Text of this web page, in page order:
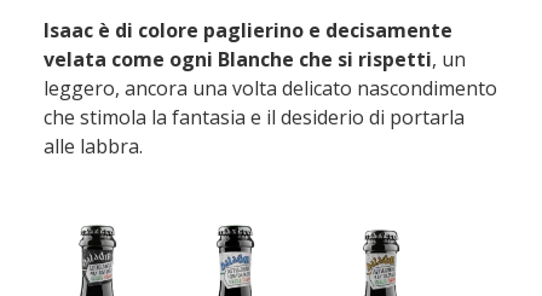
Isaac è di colore paglierino e decisamente
velata come ogni Blanche che si rispetti, un
leggero, ancora una volta delicato nascondimento
che stimola la fantasia e il desiderio di portarla
alle labbra.